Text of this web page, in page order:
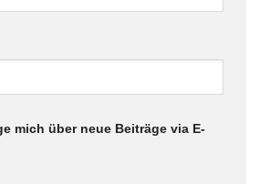
mich über neue Beiträge via E-